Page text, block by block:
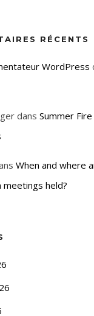
RÉCENTS
WordPress
dans Summer
When and where
meetings held?